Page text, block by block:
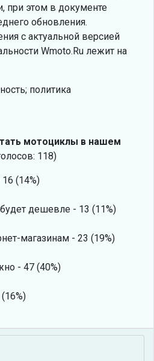
при этом в документе
обновления.
с актуальной версией
Wmoto.Ru лежит на
политика
мотоциклы в нашем
118)
(14%)
дешевле - 13 (11%)
магазинам - 23 (19%)
- 47 (40%)